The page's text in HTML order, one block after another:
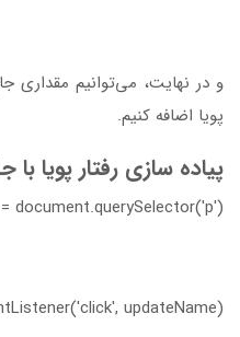
و در نهایت، می‌توانیم مقداری
پویا اضافه کنیم.
پیاده سازی رفتار پویا با
document.querySelector('p');
updateName);